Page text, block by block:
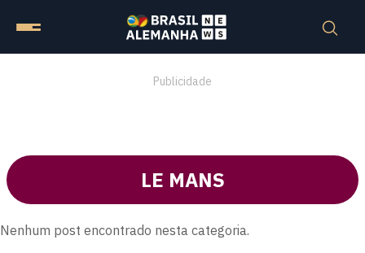
Publicidade
LE MANS
Nenhum post encontrado nesta categoria.